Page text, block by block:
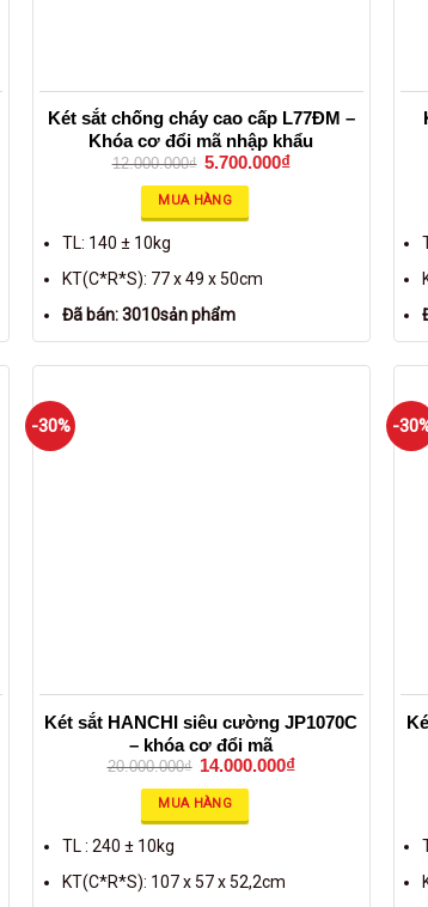
Két sắt chống cháy cao cấp L77ĐM –
Khóa cơ đổi mã nhập khẩu
12.000.000₫ 5.700.000₫
MUA HÀNG
TL: 140 ± 10kg
KT(C*R*S): 77 x 49 x 50cm
Đã bán: 3010sản phẩm
-30%
Két sắt HANCHI siêu cường JP1070C
– khóa cơ đổi mã
20.000.000₫ 14.000.000₫
MUA HÀNG
TL : 240 ± 10kg
KT(C*R*S): 107 x 57 x 52,2cm
-